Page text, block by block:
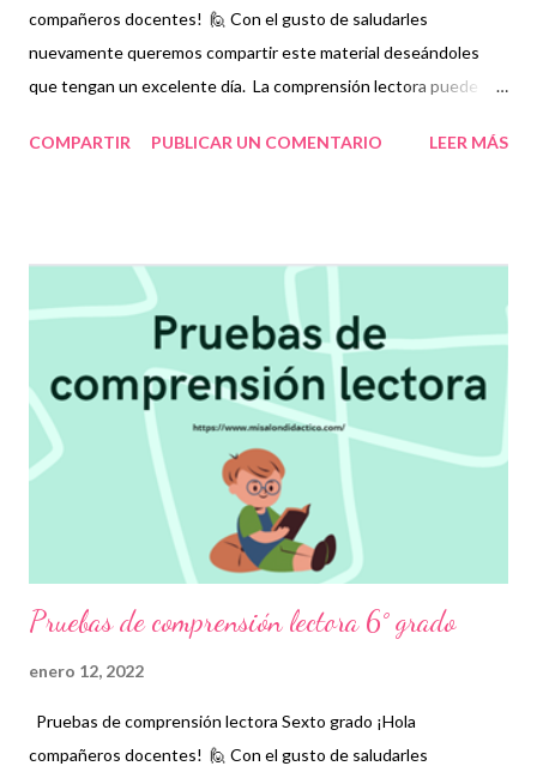
compañeros docentes! 🙋 Con el gusto de saludarles
nuevamente queremos compartir este material deseándoles
que tengan un excelente día. La comprensión lectora puede
interpretar un texto. No basta sólo con entender el significado
fluidez, también les permitirá comprender adecuadamente lo
que leen y, si es el caso, emitir una opinión razonable mediante la
formulación de argumentos, que en un futuro, les ayudará a
expresarse de la mejor manera en diversas situaciones.
Agradecemos enormemente a los autores de este grandioso
material recordando que nosotros sólo lo compartimos con fines
informativos y educativos. 👏 Descarga 👇 Pruebas de
comprensión lectora 5° grado ¡Gr...
COMPARTIR PUBLICAR UN COMENTARIO LEER MÁS
Pruebas de comprensión lectora 6° grado
enero 12, 2022
Pruebas de comprensión lectora Sexto grado ¡Hola
compañeros docentes! 🙋 Con el gusto de saludarles